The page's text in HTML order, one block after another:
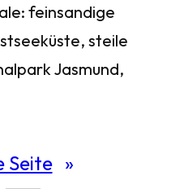
feinsandige
steile
Jasmund,
Seite »